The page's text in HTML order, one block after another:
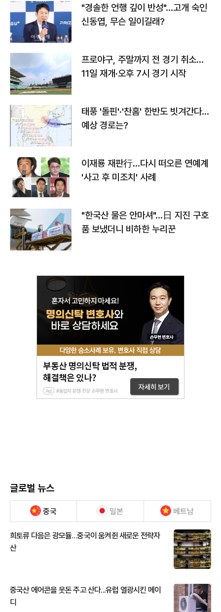
"경솔한 언행 깊이 반성"…고개 숙인
신동엽, 무슨 일이길래?
프로야구, 주말까지 전 경기 취소…
11일 재개·오후 7시 경기 시작
태풍 '돌핀'·'찬홈' 한반도 빗겨간다…
예상 경로는?
이재룡 재판行…다시 떠오른 연예계
'사고 후 미조치' 사례
"한국산 물은 안마셔"…日 지진 구호
품 보냈더니 비하한 누리꾼
글로벌 뉴스
중국 일본 베트남
희토류 다음은 광모듈…중국이 움켜쥔 새로운 전략자
산
중국산 에어콘을 웃돈 주고 산다...유럽 열광시킨 메이
디